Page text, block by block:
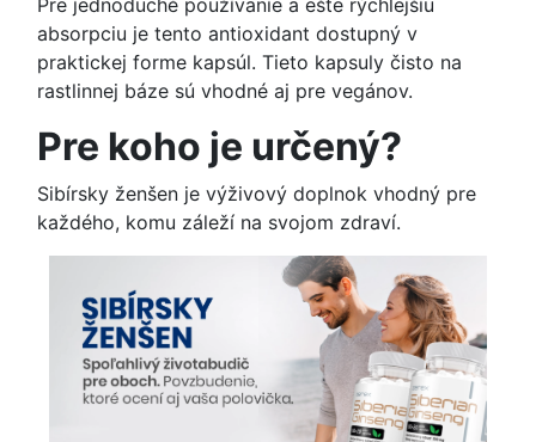
Pre jednoduché používanie a ešte rýchlejšiu
absorpciu je tento antioxidant dostupný v
praktickej forme kapsúl. Tieto kapsuly čisto na
rastlinnej báze sú vhodné aj pre vegánov.
Pre koho je určený?
Sibírsky ženšen je výživový doplnok vhodný pre
každého, komu záleží na svojom zdraví.